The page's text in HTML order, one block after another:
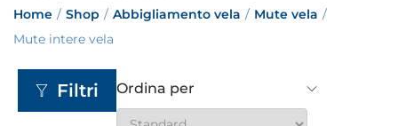
Home / Shop / Abbigliamento vela / Mute vela /
Mute intere vela
Filtri Ordina per